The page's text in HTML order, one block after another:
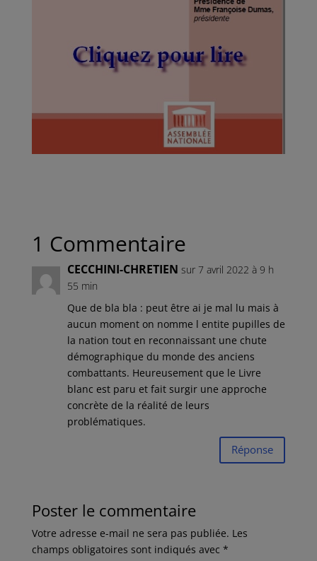
1 Commentaire
CECCHINI-CHRETIEN sur 7 avril 2022 à 9 h
55 min
Que de bla bla : peut être ai je mal lu mais à
aucun moment on nomme l entite pupilles de
la nation tout en reconnaissant une chute
démographique du monde des anciens
combattants. Heureusement que le Livre
blanc est paru et fait surgir une approche
concrète de la réalité de leurs
problématiques.
Réponse
Poster le commentaire
Votre adresse e-mail ne sera pas publiée. Les
champs obligatoires sont indiqués avec *